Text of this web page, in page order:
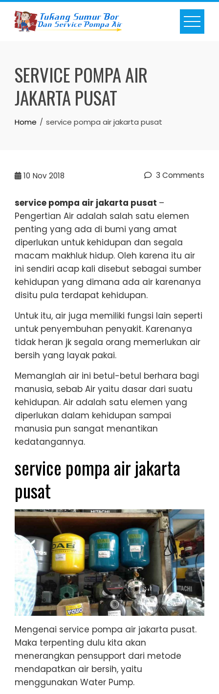
Skip
content
SERVICE POMPA AIR
JAKARTA PUSAT
Home service pompa air jakarta pusat
10 Nov 2018 3 Comments
service pompa air jakarta pusat –
Pengertian Air adalah salah satu elemen
penting yang ada di bumi yang amat
diperlukan untuk kehidupan dan segala
macam makhluk hidup. Oleh karena itu air
ini sendiri acap kali disebut sebagai sumber
kehidupan yang dimana ada air karenanya
disitu pula terdapat kehidupan.
Untuk itu, air juga memiliki fungsi lain seperti
untuk penyembuhan penyakit. Karenanya
tidak heran jk segala orang memerlukan air
bersih yang layak pakai.
Memanglah air ini betul-betul berhara bagi
manusia, sebab Air yaitu dasar dari suatu
kehidupan. Air adalah satu elemen yang
diperlukan dalam kehidupan sampai
manusia pun sangat menantikan
kedatangannya.
service pompa air jakarta
pusat
Mengenai service pompa air jakarta pusat.
Maka terpenting dulu kita akan
menerangkan pensupport dari metode
mendapatkan air bersih, yaitu
menggunakan Water Pump.